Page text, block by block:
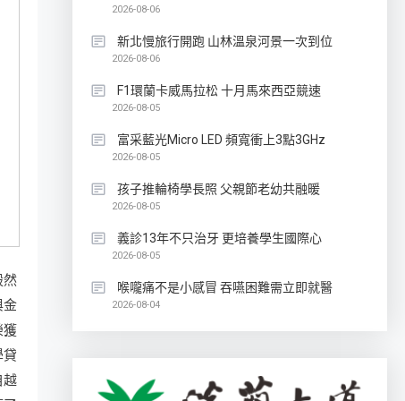
然
金
獲
貸
越
2026-08-06
新北慢旅行開跑 山林溫泉河景一次到位
2026-08-06
F1環蘭卡威馬拉松 十月馬來西亞競速
2026-08-05
富采藍光Micro LED 頻寬衝上3點3GHz
2026-08-05
孩子推輪椅學長照 父親節老幼共融暖
2026-08-05
義診13年不只治牙 更培養學生國際心
2026-08-05
喉嚨痛不是小感冒 吞嚥困難需立即就醫
2026-08-04